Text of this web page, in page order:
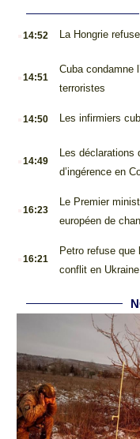
14:52 La Hongrie
14:51
Cuba condamne
terroristes
14:50 Les infirmiers
14:49
Les déclarations
d’ingérence en
16:23
Le Premier
européen de
16:21
Petro refuse que
conflit en Ukraine